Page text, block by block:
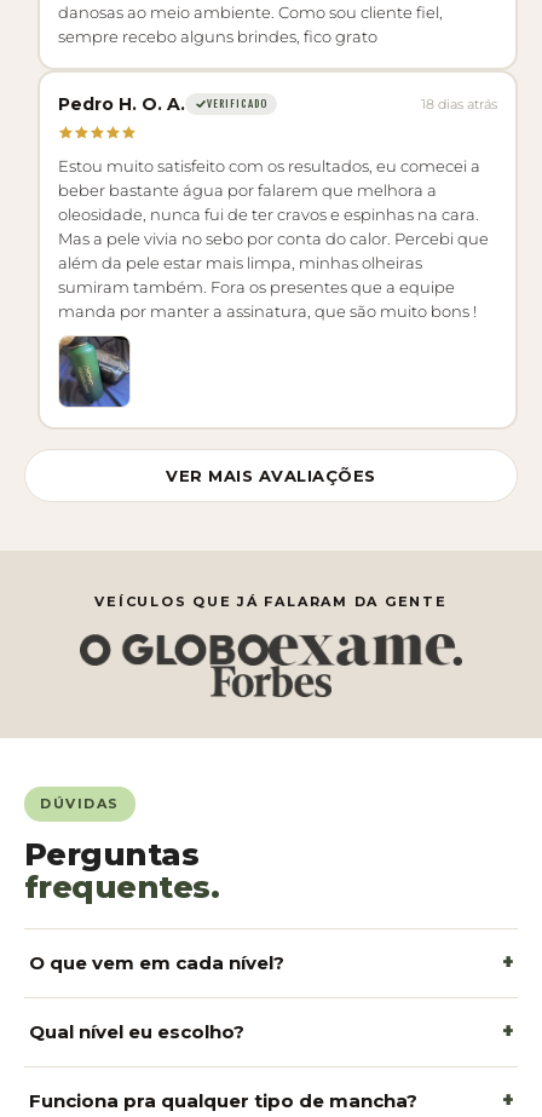
danosas ao meio ambiente. Como sou cliente fiel,
sempre recebo alguns brindes, fico grato
Pedro H. O. A. VERIFICADO 18 dias atrás
Estou muito satisfeito com os resultados, eu comecei a
beber bastante água por falarem que melhora a
oleosidade, nunca fui de ter cravos e espinhas na cara.
Mas a pele vivia no sebo por conta do calor. Percebi que
além da pele estar mais limpa, minhas olheiras
sumiram também. Fora os presentes que a equipe
manda por manter a assinatura, que são muito bons !
VER MAIS AVALIAÇÕES
VEÍCULOS QUE JÁ FALARAM DA GENTE
DÚVIDAS
Perguntas
frequentes.
O que vem em cada nível? +
Qual nível eu escolho? +
Funciona pra qualquer tipo de mancha? +